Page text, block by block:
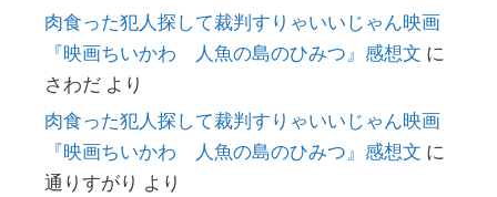
肉食った犯人探して裁判すりゃいいじゃん映画
『映画ちいかわ 人魚の島のひみつ』感想文 に
さわだ より
肉食った犯人探して裁判すりゃいいじゃん映画
『映画ちいかわ 人魚の島のひみつ』感想文 に
通りすがり より